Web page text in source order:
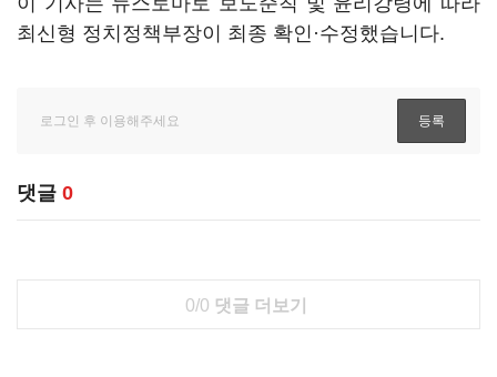
최신형 정치정책부장이 최종 확인·수정했습니다.
댓글 0
0/0 댓글 더보기